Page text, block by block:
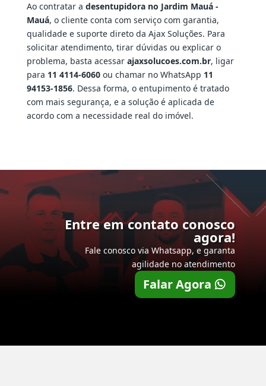
Ao contratar a desentupidora no Jardim Mauá -
Mauá, o cliente conta com serviço com garantia,
qualidade e suporte direto da Ajax Soluções. Para
solicitar atendimento, tirar dúvidas ou explicar o
problema, basta acessar ajaxsolucoes.com.br, ligar
para 11 4114-6060ou chamar no WhatsApp 11
94153-1856. Dessa forma, o entupimento é tratado
com mais segurança, e a solução é aplicada de
acordo com a necessidade real do imóvel.
Entre em contato conosco
agora!
Fale conosco via Whatsapp, e garanta
agilidade no atendimento
Falar Agora